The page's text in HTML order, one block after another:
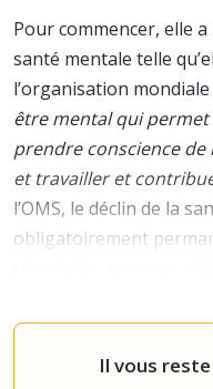
Pour commencer, elle
santé mentale telle
l’organisation mondiale
être mental qui permet
prendre conscience
et travailler et
l’OMS, le déclin de la
obligatoirement
Facteurs
Il vous reste